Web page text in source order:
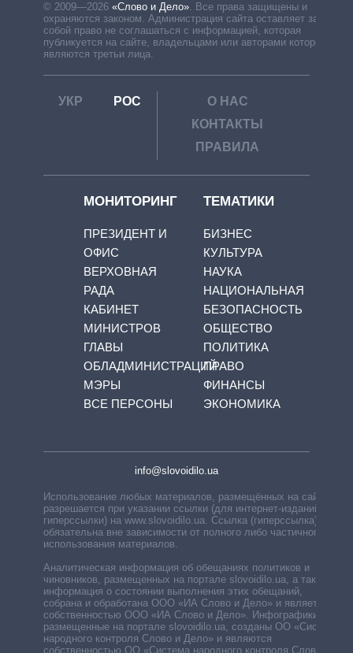
© 2009—2026 «Слово и Дело». Все права защищены и
охраняются законом. Администрация сайта оставляет за
собой право не соглашаться с информацией, которая
публикуется на сайте, владельцами или авторами которой
являются третьи лица.
УКР РОС
О НАС
КОНТАКТЫ
ПРАВИЛА
МОНИТОРИНГ
ПРЕЗИДЕНТ И
ОФИС
ВЕРХОВНАЯ
РАДА
КАБИНЕТ
МИНИСТРОВ
ГЛАВЫ
ОБЛАДМИНИСТРАЦИЙ
МЭРЫ
ВСЕ ПЕРСОНЫ
ТЕМАТИКИ
БИЗНЕС
КУЛЬТУРА
НАУКА
НАЦИОНАЛЬНАЯ
БЕЗОПАСНОСТЬ
ОБЩЕСТВО
ПОЛИТИКА
ПРАВО
ФИНАНСЫ
ЭКОНОМИКА
info@slovoidilo.ua
Использование любых материалов, размещённых на сайте,
разрешается при указании ссылки (для интернет-изданий —
гиперссылки) на www.slovoidilo.ua. Ссылка (гиперссылка)
обязательна вне зависимости от полного либо частичного
использования материалов.
Аналитическая информация об обещаниях политиков и
чиновников, размещенных на портале slovoidilo.ua, а также
информация о состоянии выполнения этих обещаний,
собрана и обработана ООО «ИА Слово и Дело» и является
собственностью ООО «ИА Слово и Дело». Инфографики,
размещенные на портале slovoidilo.ua, созданы ОО «Система
народного контроля Слово и Дело» и являются
собственностью ОО «Система народного контроля Слово и